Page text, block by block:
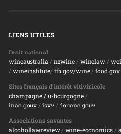
LIENS UTILES
Droit national
wineaustralia/ nzwine/ winelaw/
/ wineinstitute/ ttb.gov/wine/ food.gov
Sites français d’intérêt vitivinicole
champagne/ u-bourgogne/
inao.gouv/ isvv/ douane.gouv
Associations savantes
alcohollawreview/ wine-economics/